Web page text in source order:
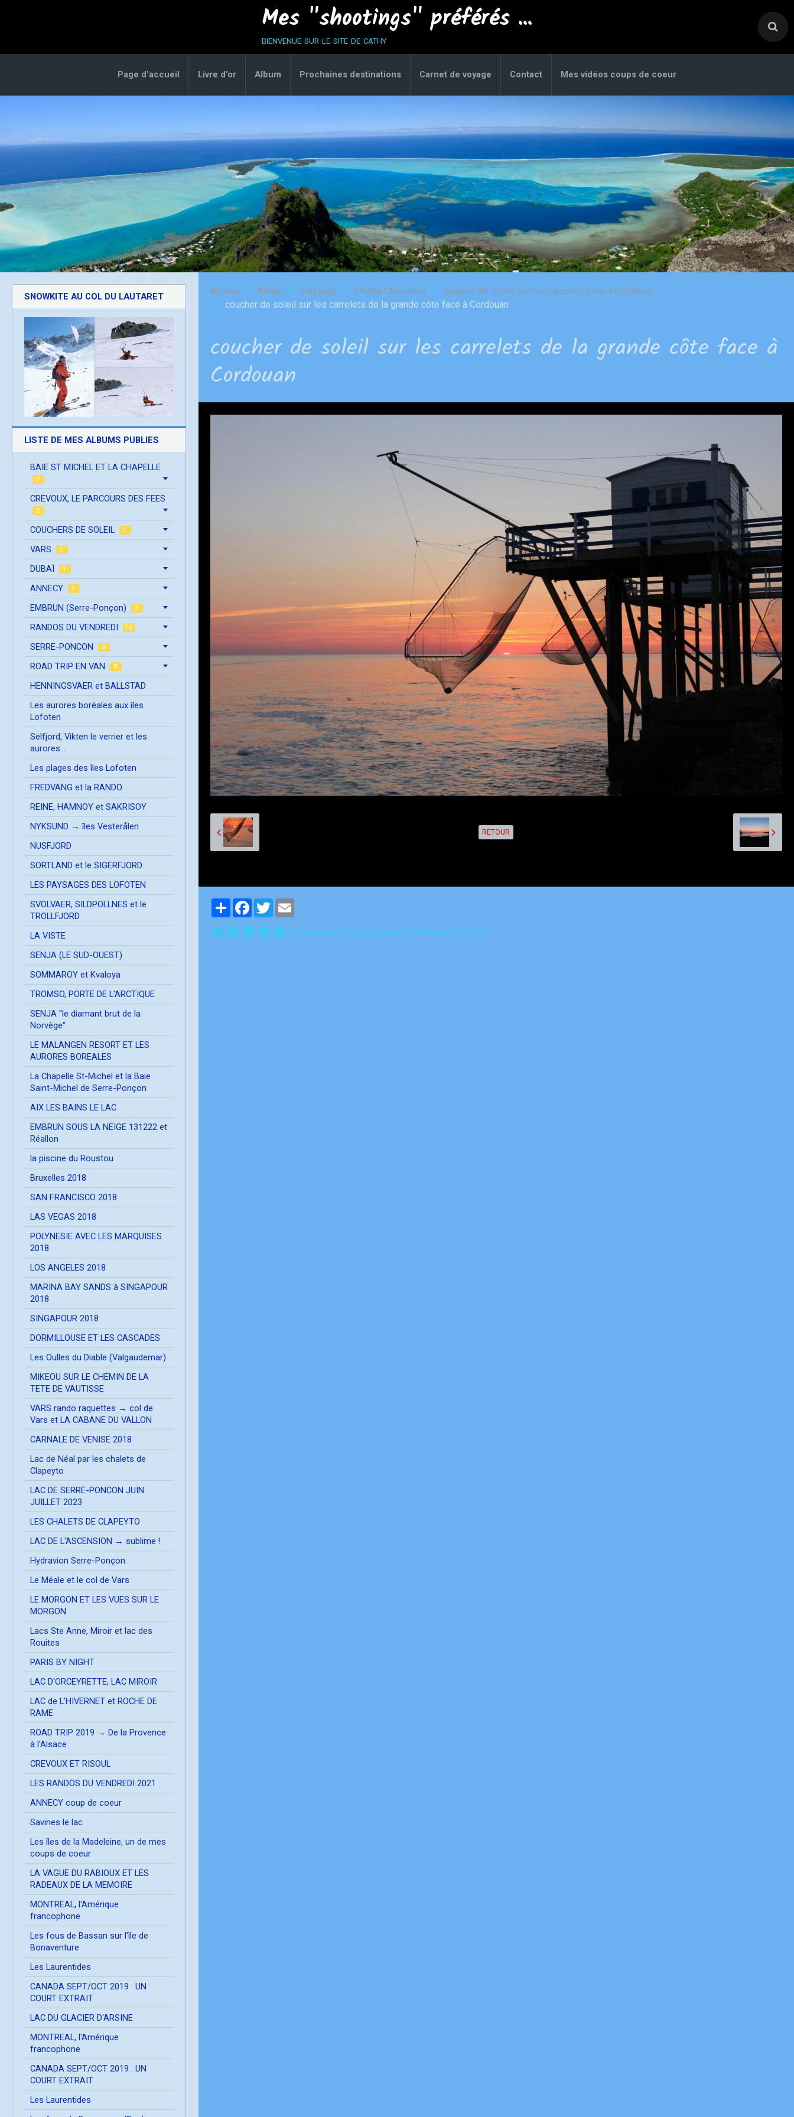
Mes "shootings" préférés ...
bienvenue sur le site de cathy
Page d'accueil Livre d'or Album Prochaines destinations Carnet de voyage Contact Mes vidéos coups de coeur
Accueil Album Paysage Poitou Charentes
coucher de soleil sur les carrelets face à Cordouan
coucher de soleil sur les carrelets de la grande côte face à Cordouan
coucher de soleil sur les carrelets de la grande côte face à
Cordouan
RETOUR
PartagerFacebook
Twitter
Aucune note. Soyez le premier à attribuer une note !
SNOWKITE AU COL DU LAUTARET
LISTE DE MES ALBUMS PUBLIES
BAIE ST MICHEL ET LA CHAPELLE
2
CREVOUX, LE PARCOURS DES FEES
2
COUCHERS DE SOLEIL 1
VARS 1
DUBAÏ 1
ANNECY 1
EMBRUN (Serre-Ponçon) 3
RANDOS DU VENDREDI 10
SERRE-PONCON 3
ROAD TRIP EN VAN 9
HENNINGSVAER et BALLSTAD
Les aurores boréales aux îles
Lofoten
Selfjord, Vikten le verrier et les
aurores...
Les plages des îles Lofoten
FREDVANG et la RANDO
REINE, HAMNOY et SAKRISOY
NYKSUND → îles Vesterålen
NUSFJORD
SORTLAND et le SIGERFJORD
LES PAYSAGES DES LOFOTEN
SVOLVAER, SILDPOLLNES et le
TROLLFJORD
LA VISTE
SENJA (LE SUD-OUEST)
SOMMAROY et Kvaloya
TROMSO, PORTE DE L'ARCTIQUE
SENJA "le diamant brut de la
Norvège"
LE MALANGEN RESORT ET LES
AURORES BOREALES
La Chapelle St-Michel et la Baie
Saint-Michel de Serre-Ponçon
AIX LES BAINS LE LAC
EMBRUN SOUS LA NEIGE 131222 et
Réallon
la piscine du Roustou
Bruxelles 2018
SAN FRANCISCO 2018
LAS VEGAS 2018
POLYNESIE AVEC LES MARQUISES
2018
LOS ANGELES 2018
MARINA BAY SANDS à SINGAPOUR
2018
SINGAPOUR 2018
DORMILLOUSE ET LES CASCADES
Les Oulles du Diable (Valgaudemar)
MIKEOU SUR LE CHEMIN DE LA
TETE DE VAUTISSE
VARS rando raquettes → col de
Vars et LA CABANE DU VALLON
CARNALE DE VENISE 2018
Lac de Néal par les chalets de
Clapeyto
LAC DE SERRE-PONCON JUIN
JUILLET 2023
LES CHALETS DE CLAPEYTO
LAC DE L'ASCENSION → sublime !
Hydravion Serre-Ponçon
Le Méale et le col de Vars
LE MORGON ET LES VUES SUR LE
MORGON
Lacs Ste Anne, Miroir et lac des
Rouites
PARIS BY NIGHT
LAC D'ORCEYRETTE, LAC MIROIR
LAC de L'HIVERNET et ROCHE DE
RAME
ROAD TRIP 2019 → De la Provence
à l'Alsace
CREVOUX ET RISOUL
LES RANDOS DU VENDREDI 2021
ANNECY coup de coeur
Savines le lac
Les îles de la Madeleine, un de mes
coups de coeur
LA VAGUE DU RABIOUX ET LES
RADEAUX DE LA MEMOIRE
MONTREAL, l'Amérique
francophone
Les fous de Bassan sur l'île de
Bonaventure
Les Laurentides
CANADA SEPT/OCT 2019 : UN
COURT EXTRAIT
LAC DU GLACIER D'ARSINE
MONTREAL, l'Amérique
francophone
CANADA SEPT/OCT 2019 : UN
COURT EXTRAIT
Les Laurentides